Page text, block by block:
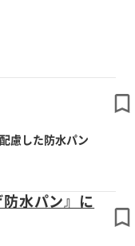
慮した防水パン
水パン』に